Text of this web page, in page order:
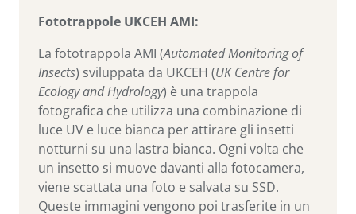
Fototrappole UKCEH AMI:
La fototrappola AMI (Automated Monitoring of
Insects) sviluppata da UKCEH (UK Centre for
Ecology and Hydrology) è una trappola
fotografica che utilizza una combinazione di
luce UV e luce bianca per attirare gli insetti
notturni su una lastra bianca. Ogni volta che
un insetto si muove davanti alla fotocamera,
viene scattata una foto e salvata su SSD.
Queste immagini vengono poi trasferite in un